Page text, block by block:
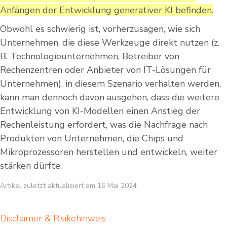
Anfängen der Entwicklung generativer KI befinden.
Obwohl es schwierig ist, vorherzusagen, wie sich
Unternehmen, die diese Werkzeuge direkt nutzen (z.
B. Technologieunternehmen, Betreiber von
Rechenzentren oder Anbieter von IT-Lösungen für
Unternehmen), in diesem Szenario verhalten werden,
kann man dennoch davon ausgehen, dass die weitere
Entwicklung von KI-Modellen einen Anstieg der
Rechenleistung erfordert, was die Nachfrage nach
Produkten von Unternehmen, die Chips und
Mikroprozessoren herstellen und entwickeln, weiter
stärken dürfte.
Artikel zuletzt aktualisiert am 16 Mai 2024
Disclaimer & Risikohinweis